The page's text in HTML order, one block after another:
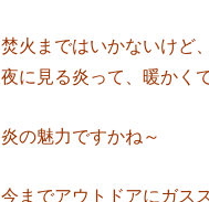
焚火まではいかないけど、
夜に見る炎って、暖かく
炎の魅力ですかね～
今までアウトドアにガス